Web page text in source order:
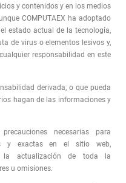
y contenidos y en los medios
COMPUTAEX ha adoptado
estado actual de la tecnología,
de virus o elementos lesivos y,
responsabilidad en este
derivada, o que pueda
hagan de las informaciones y
necesarias para
y exactas en el sitio web,
la actualización de toda la
u omisiones.